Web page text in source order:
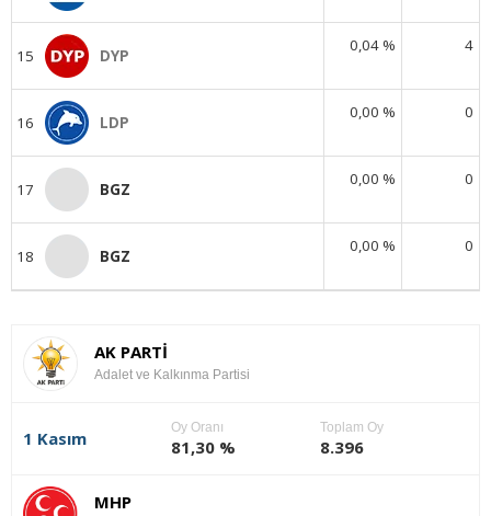
15 DYP
0,04 % 4
16 LDP
0,00 % 0
17 BGZ
0,00 % 0
18 BGZ
0,00 % 0
AK PARTİ
Adalet ve Kalkınma Partisi
1 Kasım
Oy Oranı
81,30 %
Toplam Oy
8.396
MHP